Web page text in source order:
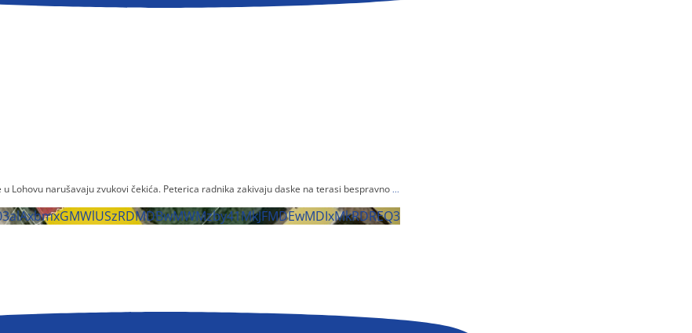
Lohovu narušavaju zvukovi čekića. Peterica radnika zakivaju daske na terasi bespravno ...